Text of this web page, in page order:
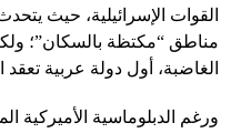
القوات الإسرائيلية، حيث
مناطق “مكتظة بالسكان”؛
الغاضبة، أول دولة عربية
ورغم الدبلوماسية الأميركية